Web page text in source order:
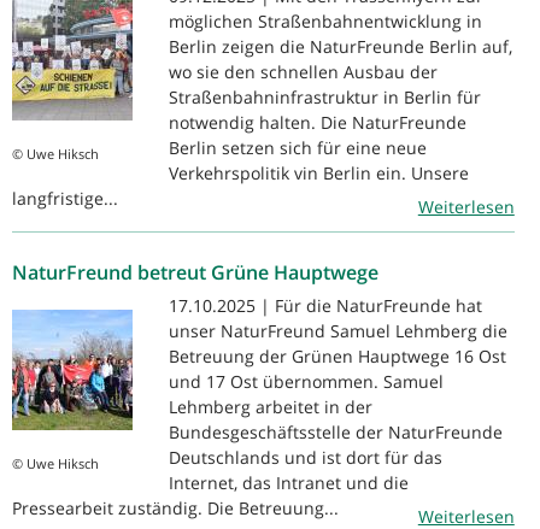
© Uwe Hiksch
möglichen Straßenbahnentwicklung in
Berlin zeigen die NaturFreunde Berlin auf,
wo sie den schnellen Ausbau der
Straßenbahninfrastruktur in Berlin für
notwendig halten. Die NaturFreunde
Berlin setzen sich für eine neue
Verkehrspolitik vin Berlin ein. Unsere
langfristige...
Weiterlesen
NaturFreund betreut Grüne Hauptwege
© Uwe Hiksch
17.10.2025 | Für die NaturFreunde hat
unser NaturFreund Samuel Lehmberg die
Betreuung der Grünen Hauptwege 16 Ost
und 17 Ost übernommen. Samuel
Lehmberg arbeitet in der
Bundesgeschäftsstelle der NaturFreunde
Deutschlands und ist dort für das
Internet, das Intranet und die
Pressearbeit zuständig. Die Betreuung...
Weiterlesen